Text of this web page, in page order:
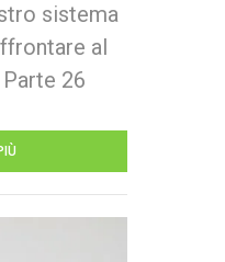
sistema
al
26